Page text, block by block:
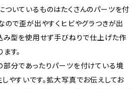
いているものはたくさんのパーツを付
ので歪が出やすくヒビやグラつきが出
み型を使用せず手びねりで仕上げた作
す。
分であったりパーツを付けている境
やすいです。拡大写真でお伝えしてお